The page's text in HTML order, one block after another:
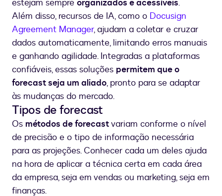
estejam sempre organizados e acessíveis.
Além disso, recursos de IA, como o Docusign
Agreement Manager, ajudam a coletar e cruzar
dados automaticamente, limitando erros manuais
e ganhando agilidade. Integradas a plataformas
confiáveis, essas soluções permitem que o
forecast seja um aliado, pronto para se adaptar
às mudanças do mercado.
Tipos de forecast
Os métodos de forecastvariam conforme o nível
de precisão e o tipo de informação necessária
para as projeções. Conhecer cada um deles ajuda
na hora de aplicar a técnica certa em cada área
da empresa, seja em vendas ou marketing, seja em
finanças.